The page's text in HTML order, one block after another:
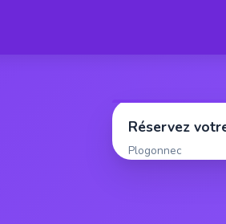
Réservez
Plogonnec